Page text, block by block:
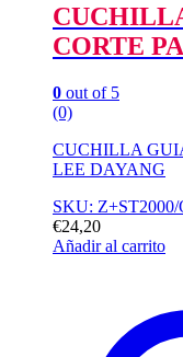
CORTE
0 out of 5
(0)
CUCHILLA
LEE DAYANG
SKU: Z+ST2000/
€24,20
Añadir al carrito